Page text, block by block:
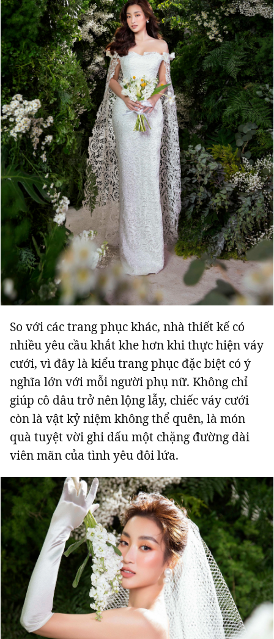
So với các trang phục khác, nhà thiết kế có
nhiều yêu cầu khắt khe hơn khi thực hiện váy
cưới, vì đây là kiểu trang phục đặc biệt có ý
nghĩa lớn với mỗi người phụ nữ. Không chỉ
giúp cô dâu trở nên lộng lẫy, chiếc váy cưới
còn là vật kỷ niệm không thể quên, là món
quà tuyệt vời ghi dấu một chặng đường dài
viên mãn của tình yêu đôi lứa.